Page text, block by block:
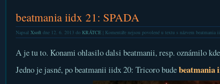
beatmania iidx 21: SPADA
Napsal Xsoftdne 12. 6. 2013 do KRÁTCE| Komentáře nejsou povolenéu textu s názvem beatmania
A je tu to. Konami ohlasilo dalsi beatmanii, resp. oznámilo
Jedno je jasné, po beatmanii iidx 20: Tricoro budebeatmania